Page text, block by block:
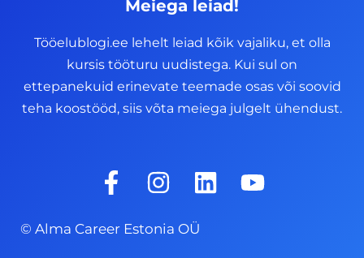
Meiega leiad!
Tööelublogi.ee lehelt leiad kõik vajaliku, et olla
kursis tööturu uudistega. Kui sul on
ettepanekuid erinevate teemade osas või soovid
teha koostööd, siis võta meiega julgelt ühendust.
F
a
e
I
n
s
t
L
i
Y
o
© Alma Career Estonia OÜ